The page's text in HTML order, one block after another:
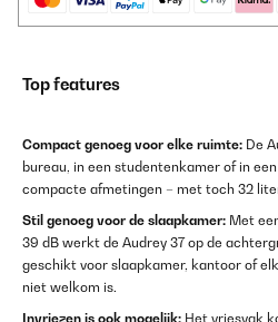
Top features
Compact genoeg voor elke ruimte: De
bureau, in een studentenkamer of in
compacte afmetingen – met toch 32
Stil genoeg voor de slaapkamer: Met
39 dB werkt de Audrey 37 op de
geschikt voor slaapkamer, kantoor of
niet welkom is.
Invriezen is ook mogelijk: Het vriesvak